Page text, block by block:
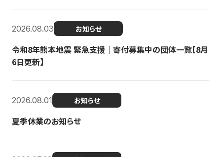
2026.08.03 お知らせ
令和8年熊本地震 緊急支援｜寄付募集中の団体一覧【8月
6日更新】
2026.08.01 お知らせ
夏季休業のお知らせ